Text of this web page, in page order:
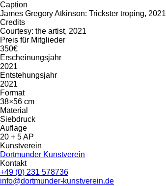
Caption
James Gregory Atkinson: Trickster troping, 2021
Credits
Courtesy: the artist, 2021
Preis für Mitglieder
350€
Erscheinungsjahr
2021
Entstehungsjahr
2021
Format
38×56 cm
Material
Siebdruck
Auflage
20 + 5 AP
Kunstverein
Dortmunder Kunstverein
Kontakt
+49 (0) 231 578736
info@dortmunder-kunstverein.de